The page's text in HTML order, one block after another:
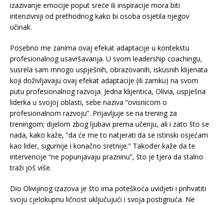
izazivanje emocije poput sreće ili inspiracije mora biti
intenzivniji od prethodnog kako bi osoba osjetila njegov
učinak.
Posebno me zanima ovaj efekat adaptacije u kontekstu
profesionalnog usavršavanja. U svom leadership coachingu,
susrela sam mnogo uspješnih, obrazovanih, iskusnih klijenata
koji doživljavaju ovaj efekat adaptacije (ili zamku) na svom
putu profesionalnog razvoja. Jedna klijentica, Olivia, uspješna
liderka u svojoj oblasti, sebe naziva “ovisnicom o
profesionalnom razvoju”. Prijavljuje se na trening za
treningom; dijelom zbog ljubavi prema učenju, ali i zato što se
nada, kako kaže, “da će me to natjerati da se istinski osjećam
kao lider, sigurnije i konačno sretnije.” Također kaže da te
intervencije “ne popunjavaju prazninu”, što je tjera da stalno
traži još više.
Dio Olivijinog izazova je što ima poteškoća uvidjeti i prihvatiti
svoju cjelokupnu ličnost uključujući i svoja postignuća. Ne